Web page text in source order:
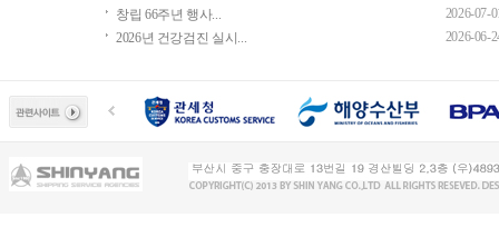
창립 66주년 행사...
2026-07-
2026년 건강검진 실시...
2026-06-